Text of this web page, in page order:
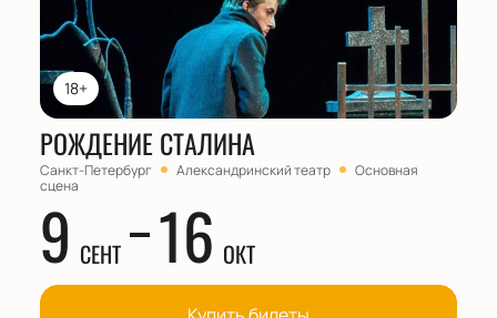
18+
РОЖДЕНИЕ СТАЛИНА
Санкт-Петербург Александринский театр
Основная
сцена
9 СЕНТ 16 ОКТ